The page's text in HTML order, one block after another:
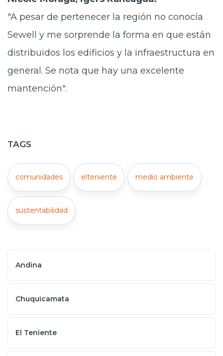
"A pesar de pertenecer la región no conocía
Sewell y me sorprende la forma en que están
distribuidos los edificios y la infraestructura en
general. Se nota que hay una excelente
mantención".
TAGS
comunidades elteniente medio ambiente
sustentabilidad
Andina
Chuquicamata
El Teniente